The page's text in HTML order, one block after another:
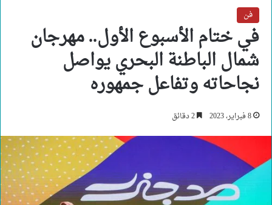
فن
في ختام الأسبوع الأول.. مهرجان
شمال الباطنة البحري يواصل
نجاحاته وتفاعل جمهوره
8 فبراير، 2023